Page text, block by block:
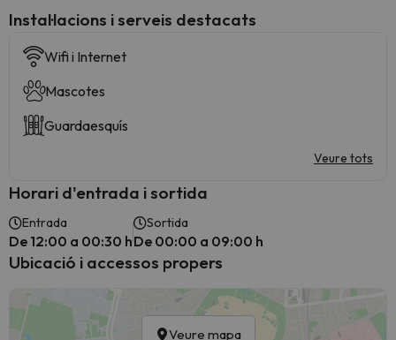
Instal·lacions i serveis destacats
Wifi i Internet
Mascotes
Guardaesquís
Veure tots
Horari d'entrada i sortida
Entrada
De 12:00 a 00:30 h
Sortida
De 00:00 a 09:00 h
Ubicació i accessos propers
Veure mapa